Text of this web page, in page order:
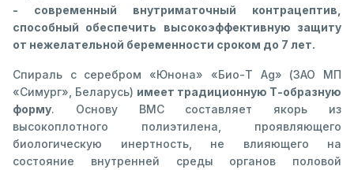
- современный внутриматочный контрацептив,
способный обеспечить высокоэффективную защиту
от нежелательной беременности сроком до 7 лет.
Спираль с серебром «Юнона» «Био-Т Ag» (ЗАО МП
«Симург», Беларусь) имеет традиционную Т-образную
форму. Основу ВМС составляет якорь из
высокоплотного полиэтилена, проявляющего
биологическую инертность, не влияющего на
состояние внутренней среды органов половой